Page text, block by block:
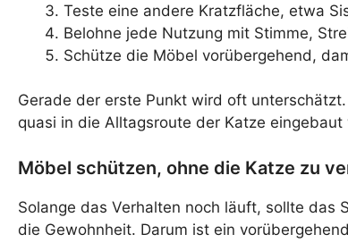
Teste eine andere Kratzfläche, etwa
Belohne jede Nutzung mit Stimme,
Schütze die Möbel vorübergehend,
Gerade der erste Punkt wird oft
quasi in die Alltagsroute der Katze eingebaut
Möbel schützen, ohne die Katze zu
Solange das Verhalten noch läuft, sollte das
die Gewohnheit. Darum ist ein